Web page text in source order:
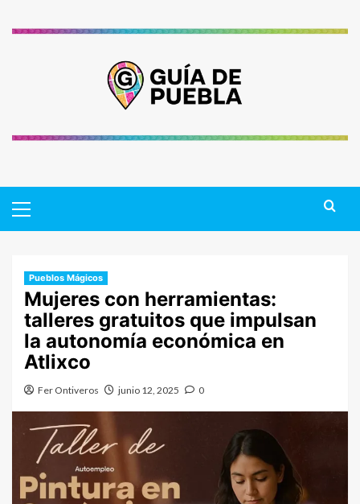
Menu
Pueblos Mágicos
Mujeres con herramientas:
talleres gratuitos que impulsan
la autonomía económica en
Atlixco
Fer Ontiveros junio 12, 2025 0